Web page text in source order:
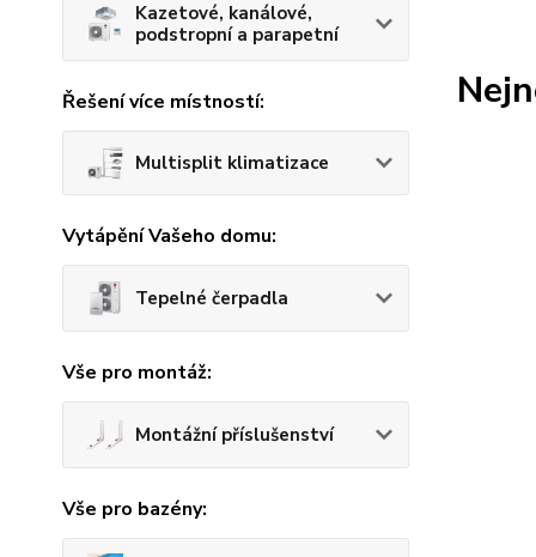
Kazetové, kanálové,
podstropní a parapetní
Řešení více místností:
Multisplit klimatizace
Vytápění Vašeho domu:
Tepelné čerpadla
Vše pro montáž:
Montážní příslušenství
Vše pro bazény: